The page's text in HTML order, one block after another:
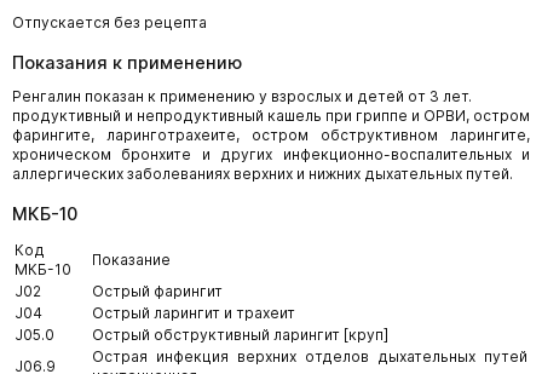
Отпускается без рецепта
Показания к применению
Ренгалин показан к применению у взрослых и детей от 3 лет.
продуктивный и непродуктивный кашель при гриппе и ОРВИ, остром
фарингите, ларинготрахеите, остром обструктивном ларингите,
хроническом бронхите и других инфекционно-воспалительных и
аллергических заболеваниях верхних и нижних дыхательных путей.
МКБ-10
Код
МКБ-10
Показание
J02
Острый фарингит
J04
Острый ларингит и трахеит
J05.0
Острый обструктивный ларингит [круп]
J06.9
Острая инфекция верхних отделов дыхательных путей